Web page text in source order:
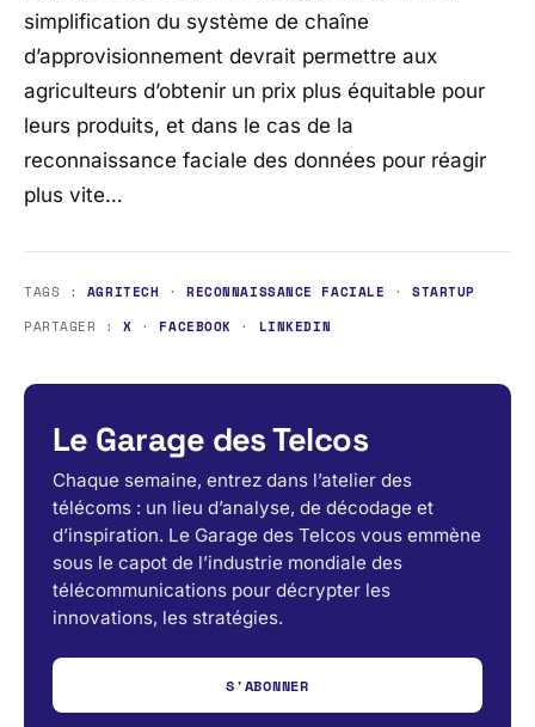
simplification du système de chaîne
d’approvisionnement devrait permettre aux
agriculteurs d’obtenir un prix plus équitable pour
leurs produits, et dans le cas de la
reconnaissance faciale des données pour réagir
plus vite…
TAGS : AGRITECH ·RECONNAISSANCE FACIALE ·STARTUP
PARTAGER :X · FACEBOOK · LINKEDIN
Le Garage des Telcos
Chaque semaine, entrez dans l’atelier des
télécoms : un lieu d’analyse, de décodage et
d’inspiration. Le Garage des Telcos vous emmène
sous le capot de l’industrie mondiale des
télécommunications pour décrypter les
innovations, les stratégies.
S'ABONNER